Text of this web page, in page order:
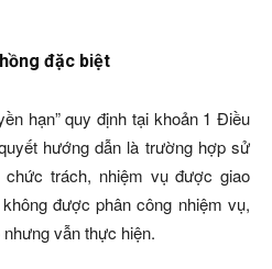
đặc biệt
hạn” quy định tại khoản 1 Điều
hướng dẫn là trường hợp sử
trách, nhiệm vụ được giao
được phân công nhiệm vụ,
vẫn thực hiện.